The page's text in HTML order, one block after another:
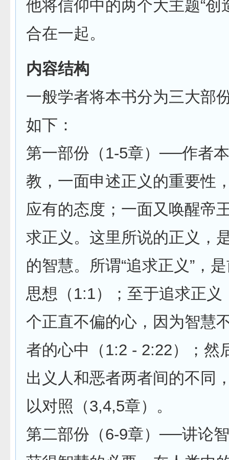
他将信仰中的两个大主题“创
合在一起。
内容结构
一般学者将本书分为三大部
如下：
第一部份（1-5章）──作者
教，一面申述正义的重要性
应有的态度；一面又唤醒帝
求正义。这里所说的正义，
的智慧。所谓“追求正义”，
思想（1:1）；至于追求正义
个正直不偏的心，因为智慧
者的心中（1:2 - 2:22）；然
出义人和恶者两者间的不同
以对照（3,4,5章）。
第二部份（6-9章）──讲论